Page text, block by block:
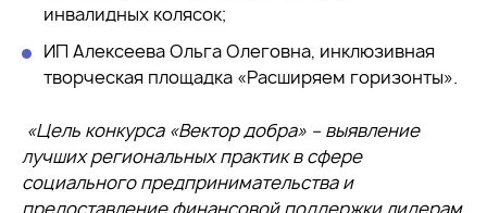
инвалидных колясок;
ИП Алексеева Ольга Олеговна, инклюзивная
творческая площадка «Расширяем горизонты».
«Цель конкурса «Вектор добра» – выявление
лучших региональных практик в сфере
социального предпринимательства и
предоставление финансовой поддержки лидерам